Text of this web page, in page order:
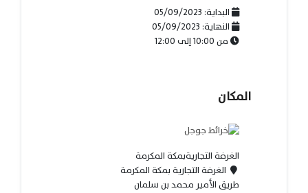
البداية: 05/09/2023
النهاية: 05/09/2023
من10:00إلى12:00
المكان
الغرفة التجاريةبمكة المكرمة
الغرفة التجارية بمكة المكرمة
طريق الأمير محمد بن سلمان